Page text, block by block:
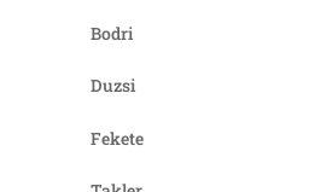
Bodri
Duzsi
Fekete